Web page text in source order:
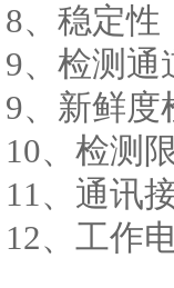
8、稳定性
9、检测通
9、新鲜度
10、检测
11、通讯
12、工作